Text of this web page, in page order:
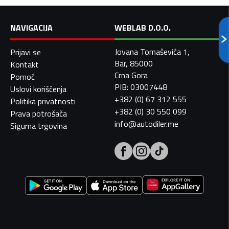
NAVIGACIJA
Prijavi se
Kontakt
Pomoć
Uslovi korišćenja
Politika privatnosti
Prava potrošača
Sigurna trgovina
WEBLAB D.O.O.
Jovana Tomaševića 1,
Bar, 85000
Crna Gora
PIB: 03007448
+382 (0) 67 312 555
+382 (0) 30 550 099
info@autodiler.me